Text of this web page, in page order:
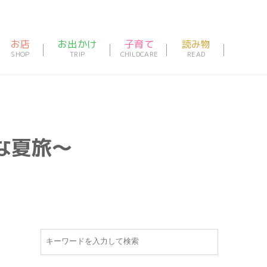
お店 お出かけ 子育て 読み物
夏旅〜